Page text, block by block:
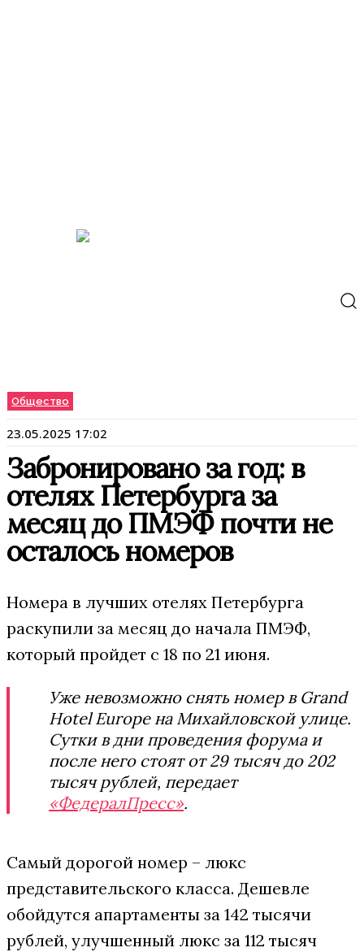
Общество
23.05.2025 17:02
Забронировано за год: в
отелях Петербурга за
месяц до ПМЭФ почти не
осталось номеров
Номера в лучших отелях Петербурга
раскупили за месяц до начала ПМЭФ,
который пройдет с 18 по 21 июня.
Уже невозможно снять номер в Grand
Hotel Europe на Михайловской улице.
Сутки в дни проведения форума и
после него стоят от 29 тысяч до 202
тысяч рублей, передает
«ФедералПресс».
Самый дорогой номер – люкс
представительского класса. Дешевле
обойдутся апартаменты за 142 тысячи
рублей, улучшенный люкс за 112 тысяч